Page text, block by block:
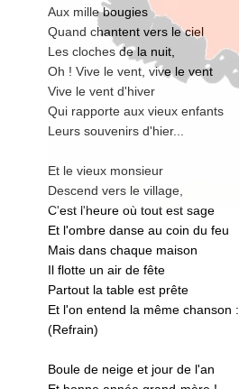
Aux mille bougies
Quand chantent vers le ciel
Les cloches de la nuit,
Oh ! Vive le vent, vive le vent
Vive le vent d'hiver
Qui rapporte aux vieux enfants
Leurs souvenirs d'hier...
Et le vieux monsieur
Descend vers le village,
C'est l'heure où tout est sage
Et l'ombre danse au coin du feu
Mais dans chaque maison
Il flotte un air de fête
Partout la table est prête
Et l'on entend la même chanson :
(Refrain)
Boule de neige et jour de l'an